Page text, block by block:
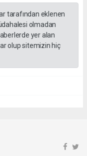
tarafından eklenen
olmadan
yer alan
olup sitemizin hiç